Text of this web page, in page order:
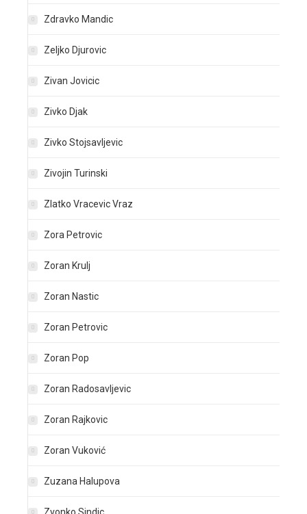
Zdravko Mandic
Zeljko Djurovic
Zivan Jovicic
Zivko Djak
Zivko Stojsavljevic
Zivojin Turinski
Zlatko Vracevic Vraz
Zora Petrovic
Zoran Krulj
Zoran Nastic
Zoran Petrovic
Zoran Pop
Zoran Radosavljevic
Zoran Rajkovic
Zoran Vuković
Zuzana Halupova